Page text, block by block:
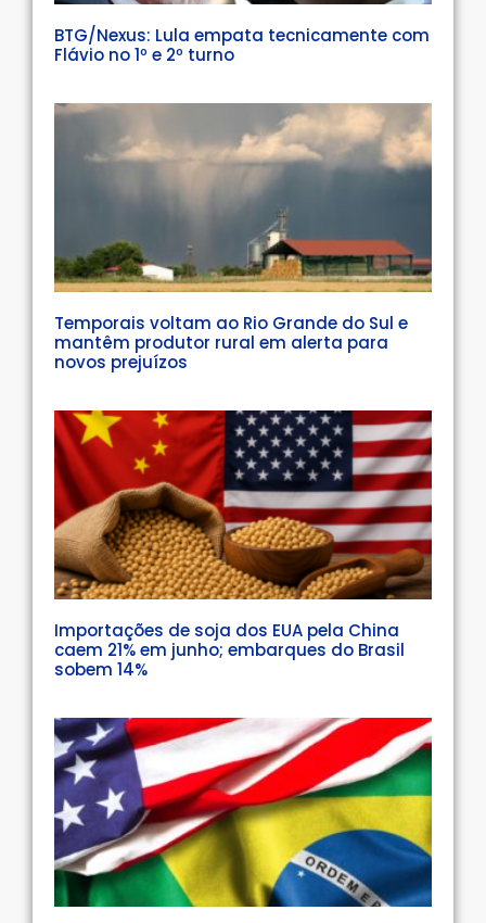
BTG/Nexus: Lula empata tecnicamente com
Flávio no 1º e 2º turno
Temporais voltam ao Rio Grande do Sul e
mantêm produtor rural em alerta para
novos prejuízos
Importações de soja dos EUA pela China
caem 21% em junho; embarques do Brasil
sobem 14%